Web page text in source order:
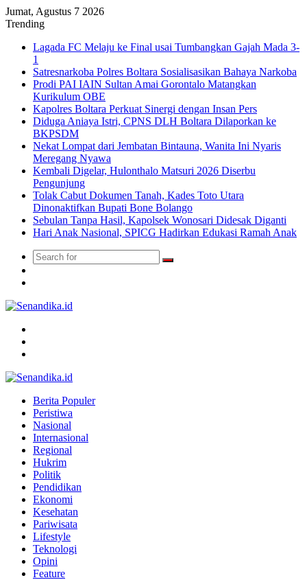
Jumat, Agustus 7 2026
Trending
Lagada FC Melaju ke Final usai Tumbangkan Gajah Mada 3-
1
Satresnarkoba Polres Boltara Sosialisasikan Bahaya Narkoba
Prodi PAI IAIN Sultan Amai Gorontalo Matangkan
Kurikulum OBE
Kapolres Boltara Perkuat Sinergi dengan Insan Pers
Diduga Aniaya Istri, CPNS DLH Boltara Dilaporkan ke
BKPSDM
Nekat Lompat dari Jembatan Bintauna, Wanita Ini Nyaris
Meregang Nyawa
Kembali Digelar, Hulonthalo Matsuri 2026 Diserbu
Pengunjung
Tolak Cabut Dokumen Tanah, Kades Toto Utara
Dinonaktifkan Bupati Bone Bolango
Sebulan Tanpa Hasil, Kapolsek Wonosari Didesak Diganti
Hari Anak Nasional, SPICG Hadirkan Edukasi Ramah Anak
Search
Berita Populer
Peristiwa
Nasional
Internasional
Regional
Hukrim
Politik
Pendidikan
Ekonomi
Kesehatan
Pariwisata
Lifestyle
Teknologi
Opini
Feature